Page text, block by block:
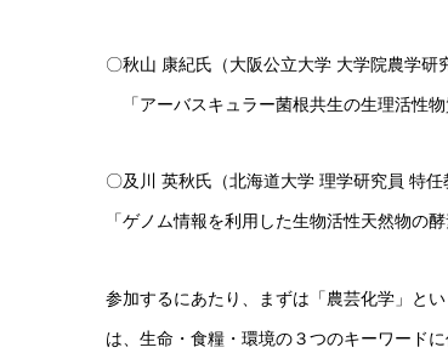
〇秋山 康紀氏（大阪公立大学 大学院農学研
「アーバスキュラー菌根共生の生理活性
〇及川 英秋氏（北海道大学 理学研究員 特任
「ゲノム情報を利用した生物活性天然物の
参加するにあたり、まずは「農芸化学」と
は、生命・食糧・環境の３つのキーワード